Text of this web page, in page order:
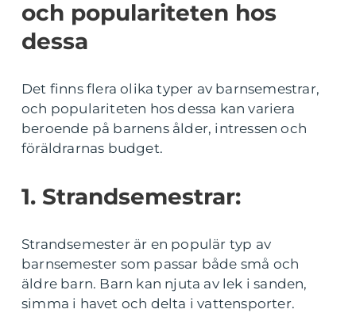
och populariteten hos
dessa
Det finns flera olika typer av barnsemestrar,
och populariteten hos dessa kan variera
beroende på barnens ålder, intressen och
föräldrarnas budget.
1. Strandsemestrar:
Strandsemester är en populär typ av
barnsemester som passar både små och
äldre barn. Barn kan njuta av lek i sanden,
simma i havet och delta i vattensporter.